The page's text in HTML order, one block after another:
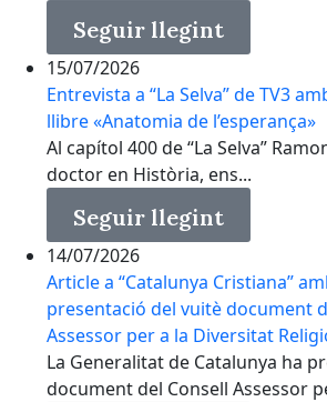
Seguir llegint
15/07/2026
Entrevista a “La Selva” de TV3
llibre «Anatomia de l’esperança»
Al capítol 400 de “La Selva”
doctor en Història, ens...
Seguir llegint
14/07/2026
Article a “Catalunya Cristiana”
presentació del vuitè document
Assessor per a la Diversitat
La Generalitat de Catalunya ha
document del Consell Assessor